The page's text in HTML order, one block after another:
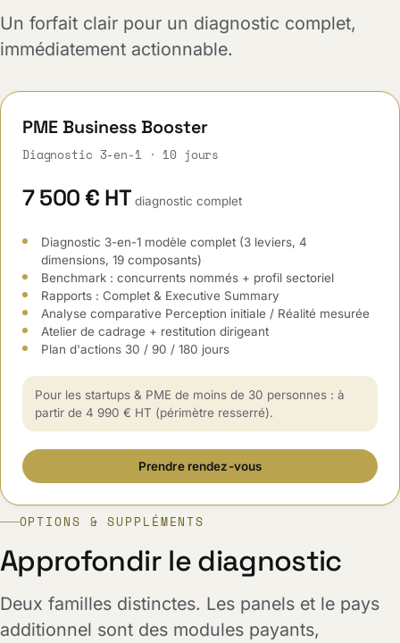
Un forfait clair pour un diagnostic complet,
immédiatement actionnable.
PME Business Booster
Diagnostic 3-en-1 · 10 jours
7 500 € HT diagnostic complet
Diagnostic 3-en-1 modèle complet (3 leviers, 4
dimensions, 19 composants)
Benchmark : concurrents nommés + profil sectoriel
Rapports : Complet & Executive Summary
Analyse comparative Perception initiale / Réalité mesurée
Atelier de cadrage + restitution dirigeant
Plan d'actions 30 / 90 / 180 jours
Pour les startups & PME de moins de 30 personnes : à
partir de 4 990 € HT (périmètre resserré).
Prendre rendez-vous
OPTIONS & SUPPLÉMENTS
Approfondir le diagnostic
Deux familles distinctes. Les panels et le pays
additionnel sont des modules payants,